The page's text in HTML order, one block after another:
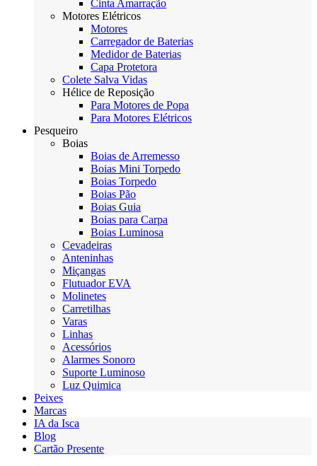
Cinta Amarração
Motores Elétricos
Motores
Carregador de Baterias
Medidor de Baterias
Capa Protetora
Colete Salva Vidas
Hélice de Reposição
Para Motores de Popa
Para Motores Elétricos
Pesqueiro
Boias
Boias de Arremesso
Boias Mini Torpedo
Boias Torpedo
Boias Pão
Boias Guia
Boias para Carpa
Boias Luminosa
Cevadeiras
Anteninhas
Miçangas
Flutuador EVA
Molinetes
Carretilhas
Varas
Linhas
Acessórios
Alarmes Sonoro
Suporte Luminoso
Luz Quimica
Peixes
Marcas
IA da Isca
Blog
Cartão Presente